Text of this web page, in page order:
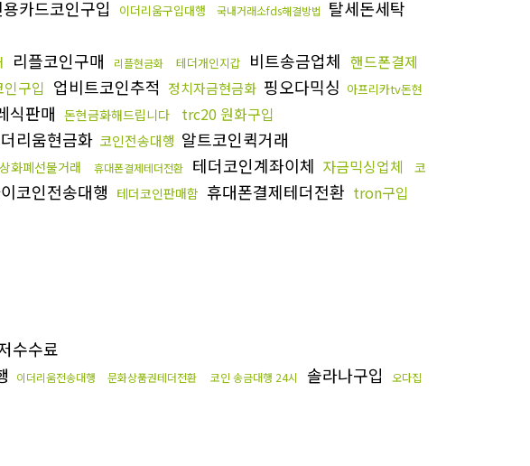
카드코인구입 이더리움구입대행 국내거래소fds해결방법 탈세돈세탁
리플코인구매 리플현금화 테더개인지갑 비트송금업체 핸드폰결제
구입 업비트코인추적 정치자금현금화 핑오다믹싱 아프리카tv돈현
식판매 돈현금화해드립니다 trc20 원화구입
리움현금화 코인전송대행 알트코인퀵거래
화폐선물거래 휴대폰결제테더전환 테더코인계좌이체 자금믹싱업체
코
코인전송대행 테더코인판매함 휴대폰결제테더전환 tron구입
수수료
이더리움전송대행 문화상품권테더전환 코인 송금대행 24시 솔라나구입 오다집